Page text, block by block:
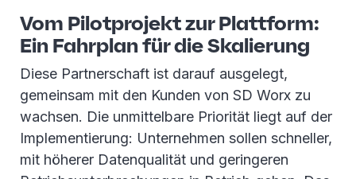
Vom Pilotprojekt zur Plattform:
Ein Fahrplan für die Skalierung
Diese Partnerschaft ist darauf ausgelegt,
gemeinsam mit den Kunden von SD Worx zu
wachsen. Die unmittelbare Priorität liegt auf der
Implementierung: Unternehmen sollen schneller,
mit höherer Datenqualität und geringeren